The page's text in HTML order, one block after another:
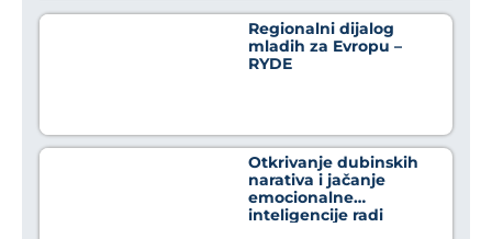
Regionalni dijalog
mladih za Evropu –
RYDE
Otkrivanje dubinskih
narativa i jačanje
emocionalne
inteligencije radi